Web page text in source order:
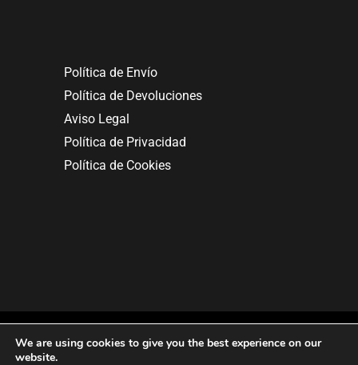
Política de Envío
Política de Devoluciones
Aviso Legal
Política de Privacidad
Política de Cookies
We are using cookies to give you the best experience on our
website.